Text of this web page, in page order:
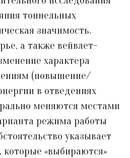
тоннельных
значимость.
а также вейвлет-
характера
(повышение/
в отведениях
меняются местами
режима работы
указывает
которые «выбираются»